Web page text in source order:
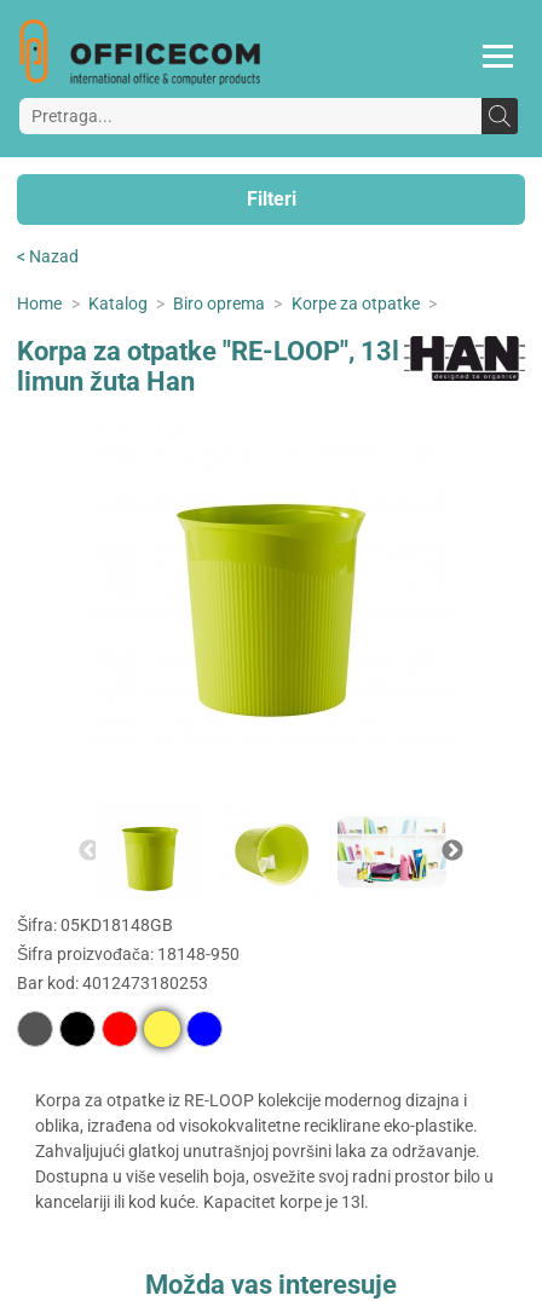
Filteri
< Nazad
Home > Katalog > Biro oprema > Korpe za otpatke >
Korpa za otpatke "RE-LOOP", 13l
limun žuta Han
Šifra: 05KD18148GB
Šifra proizvođača: 18148-950
Bar kod: 4012473180253
Korpa za otpatke iz RE-LOOP kolekcije modernog dizajna i
oblika, izrađena od visokokvalitetne reciklirane eko-plastike.
Zahvaljujući glatkoj unutrašnjoj površini laka za održavanje.
Dostupna u više veselih boja, osvežite svoj radni prostor bilo u
kancelariji ili kod kuće. Kapacitet korpe je 13l.
Možda vas interesuje